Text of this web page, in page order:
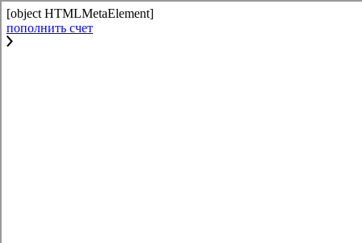
[object HTMLMetaElement]
пополнить счет